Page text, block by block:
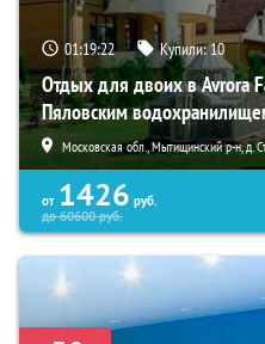
01:19:21 Купили:10
Отдых для двоих в Avrora
Пяловским
Московская обл., Мытищинский р-н, д.
от 1426 руб.
до60600руб.